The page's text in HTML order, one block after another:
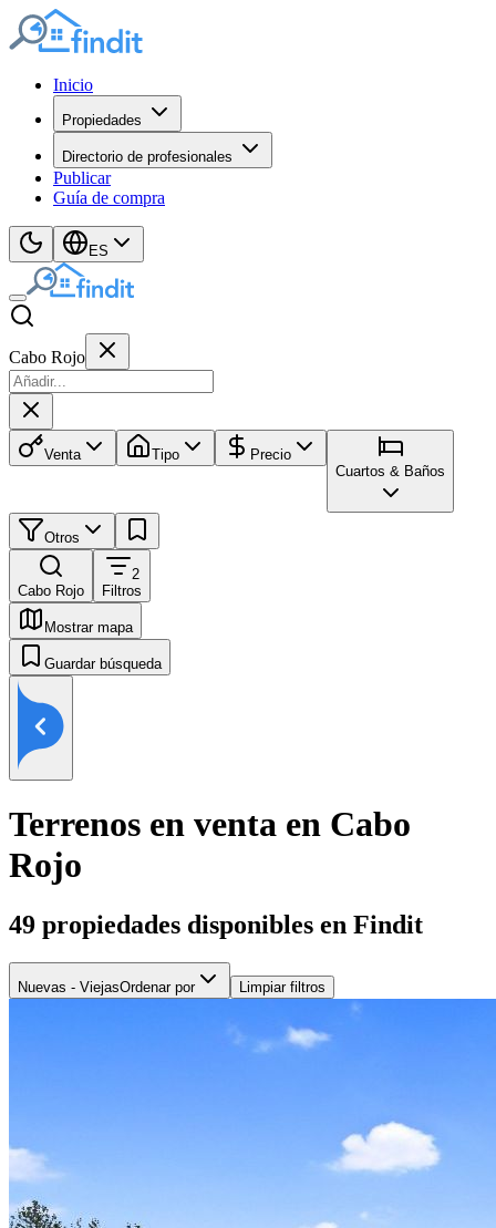
Inicio
Propiedades
Directorio de profesionales
Publicar
Guía de compra
ES
Cabo Rojo
Venta Tipo
Precio
Cuartos & Baños
Otros
Cabo Rojo
2
Filtros
Mostrar mapa
Guardar búsqueda
Terrenos en venta en Cabo
Rojo
49 propiedades disponibles en Findit
Nuevas - ViejasOrdenar por Limpiar filtros